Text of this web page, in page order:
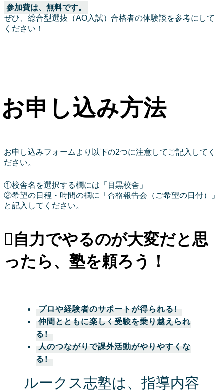
参加費は、無料です。
ぜひ、総合型選抜（AO入試）合格者の体験談を参考にして
ください！
お申し込み方法
お申し込みフォームより以下の2つに注意してご記入してく
ださい。
①校舎名を選択する欄には「目黒校舎」
②希望の日程・時間の欄に「合格報告会（ご希望の日付）」
と記入してください。
自力でやるのが大変だと思
ったら、塾を頼ろう！
プロや経験者のサポートが得られる！
仲間とともに楽しく受験を乗り越えられ
る！
人のつながりで課外活動がやりやすくな
る！
ルークス志塾は、指導内容